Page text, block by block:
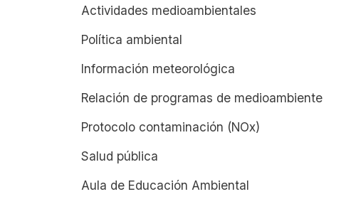
Actividades medioambientales
Política ambiental
Información meteorológica
Relación de programas de medioambiente
Protocolo contaminación (NOx)
Salud pública
Aula de Educación Ambiental